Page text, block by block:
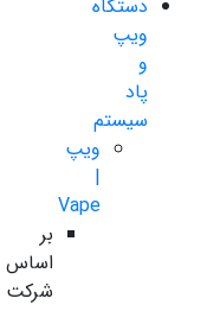
دستگاه
ویپ
و
پاد
سیستم
ویپ
|
Vape
بر
اساس
شرکت